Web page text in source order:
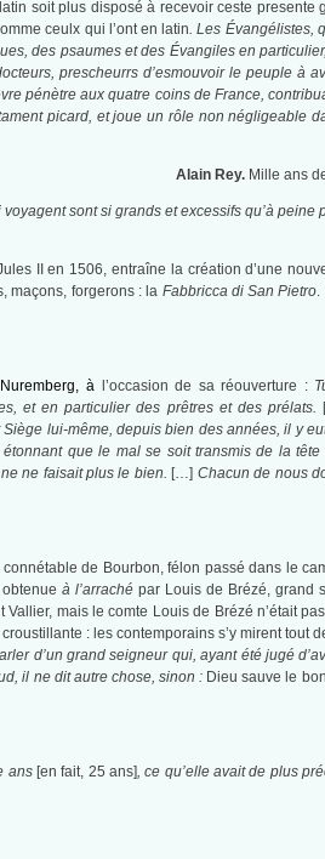
soit plus disposé à recevoir ceste
ceulx qui l’ont en latin. Les Évangélistes,
des psaumes et des Évangiles en
prescheurrs d’esmouvoir le peuple à
pénètre aux quatre coins de France,
picard, et joue un rôle non négligeable
Alain Rey. Mille ans
sont si grands et excessifs qu’à peine
II en 1506, entraîne la création d’une
maçons, forgerons : la Fabbricca di San Pietro.
à l’occasion de sa réouverture :
et en particulier des prêtres et des prélats.
lui-même, depuis bien des années, il y
que le mal se soit transmis de la
ne faisait plus le bien. […] Chacun de nous
de Bourbon, félon passé dans le
obtenueà l’arraché par Louis de Brézé, grand
mais le comte Louis de Brézé n’était
: les contemporains s’y mirent tout
d’un grand seigneur qui, ayant été jugé
il ne dit autre chose, sinon : Dieu sauve le
ans [en fait, 25 ans], ce qu’elle avait de plus